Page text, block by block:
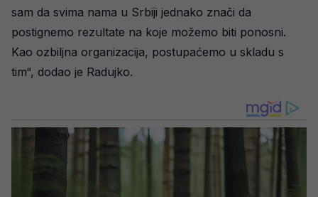
sam da svima nama u Srbiji jednako znači da
postignemo rezultate na koje možemo biti ponosni.
Kao ozbiljna organizacija, postupaćemo u skladu s
tim“, dodao je Radujko.